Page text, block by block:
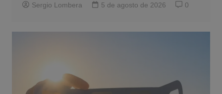
Sergio Lombera 5 de agosto de 2026 0